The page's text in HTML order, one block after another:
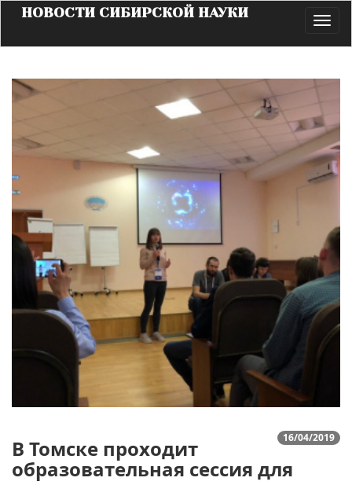
НОВОСТИ СИБИРСКОЙ НАУКИ
16/04/2019
В Томске проходит
образовательная сессия для